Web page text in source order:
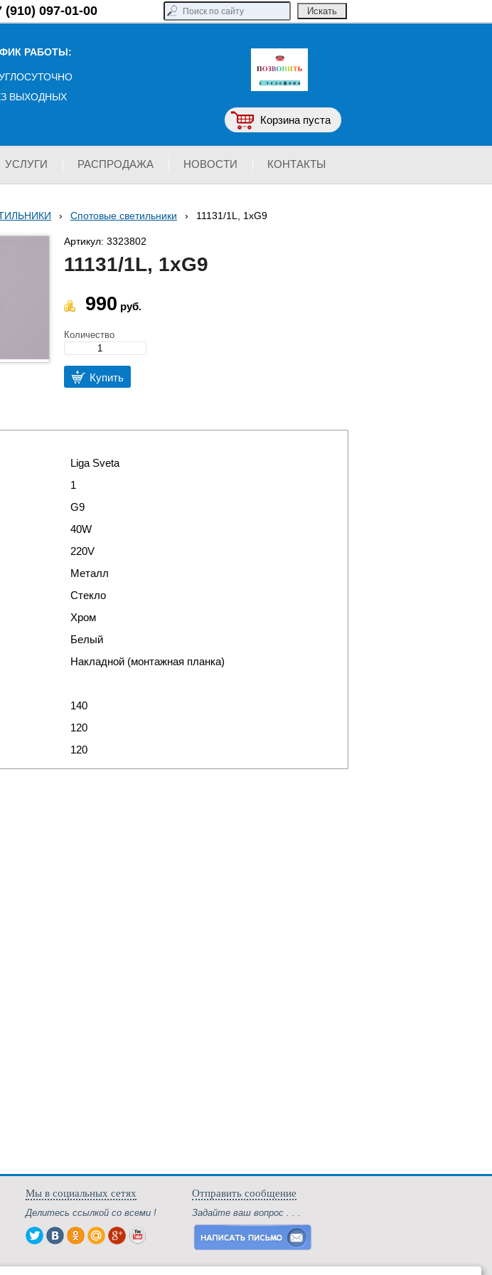
Корзина пуста
(910) 097-01-00
РАБОТЫ:
ВЫХОДНЫХ
УСЛУГИ РАСПРОДАЖА НОВОСТИ КОНТАКТЫ
› Спотовые светильники › 11131/1L, 1xG9
Артикул: 3323802
11131/1L, 1xG9
990 руб.
Количество
Купить
Liga Sveta
1
G9
40W
220V
Металл
Стекло
Хром
Белый
Накладной (монтажная планка)
140
120
120
Мы в социальных сетях
Делитесь ссылкой со всеми !
Отправить сообщение
Задайте ваш вопрос . . .